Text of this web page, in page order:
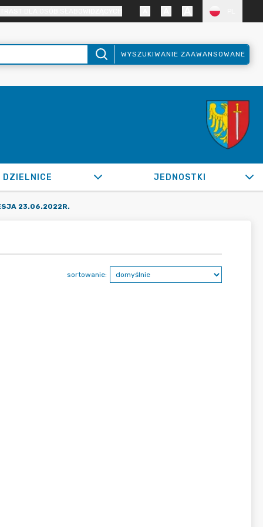
WYSZUKIWANIE ZAAWANSOWANE
DZIELNICE JEDNOSTKI
23.06.2022R.
sortowanie: